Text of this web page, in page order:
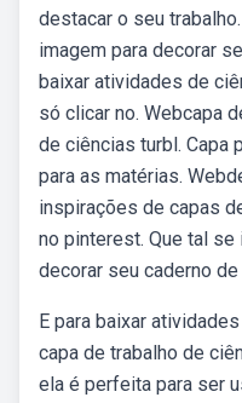
destacar o seu
imagem para decorar
baixar atividades de
só clicar no. Webcapa
de ciências turbl. Capa
para as matérias.
inspirações de capas
no pinterest. Que tal
decorar seu caderno
E para baixar
capa de trabalho de
ela é perfeita para ser